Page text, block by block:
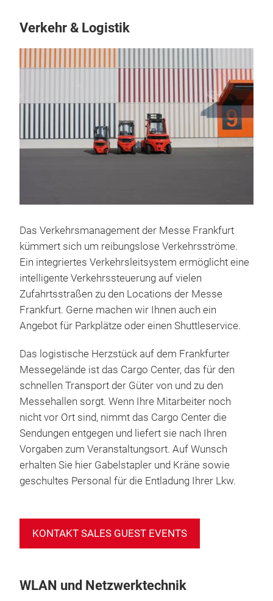
Verkehr & Logistik
Das Verkehrsmanagement der Messe Frankfurt
kümmert sich um reibungslose Verkehrsströme.
Ein integriertes Verkehrsleitsystem ermöglicht eine
intelligente Verkehrssteuerung auf vielen
Zufahrtsstraßen zu den Locations der Messe
Frankfurt. Gerne machen wir Ihnen auch ein
Angebot für Parkplätze oder einen Shuttleservice.
Das logistische Herzstück auf dem Frankfurter
Messegelände ist das Cargo Center, das für den
schnellen Transport der Güter von und zu den
Messehallen sorgt. Wenn Ihre Mitarbeiter noch
nicht vor Ort sind, nimmt das Cargo Center die
Sendungen entgegen und liefert sie nach Ihren
Vorgaben zum Veranstaltungsort. Auf Wunsch
erhalten Sie hier Gabelstapler und Kräne sowie
geschultes Personal für die Entladung Ihrer Lkw.
KONTAKT SALES GUEST EVENTS
WLAN und Netzwerktechnik